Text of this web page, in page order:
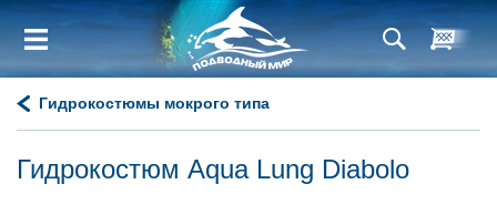
Гидрокостюмы мокрого типа
Гидрокостюм Aqua Lung Diabolo